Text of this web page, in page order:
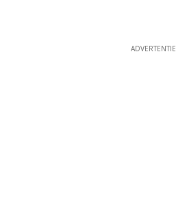
ADVERTENTIE